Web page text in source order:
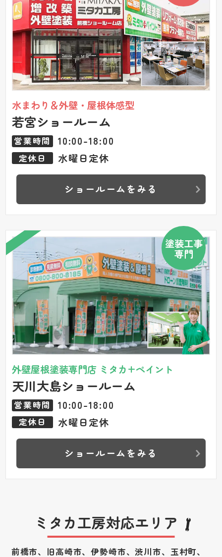
水まわり＆外壁・屋根体感型
若宮ショールーム
営業時間 10:00-18:00
定休日 水曜日定休
ショールームをみる
外壁屋根塗装専門店 ミタカ+ペイント
天川大島ショールーム
塗装工事
専門
営業時間 10:00-18:00
定休日 水曜日定休
ショールームをみる
ミタカ工房対応エリア
前橋市、旧高崎市、伊勢崎市、渋川市、 玉村町、